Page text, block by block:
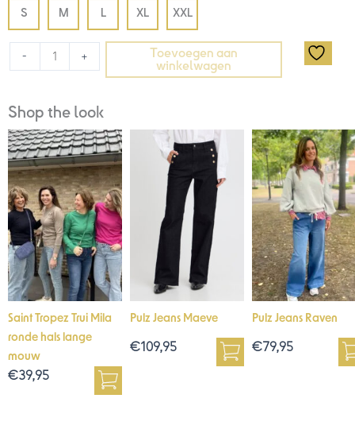
S M L XL XXL
- +
Toevoegen aan
winkelwagen
Shop the look
Saint Tropez Trui Mila
ronde hals lange
mouw
€39,95
Pulz Jeans Maeve
€109,95
Pulz Jeans Raven
€79,95